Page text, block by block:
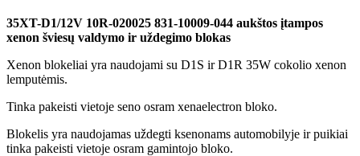
35XT-D1/12V 10R-020025 831-10009-044 aukštos įtampos
xenon šviesų valdymo ir uždegimo blokas
Xenon blokeliai yra naudojami su D1S ir D1R 35W cokolio xenon
lemputėmis.
Tinka pakeisti vietoje seno osram xenaelectron bloko.
Blokelis yra naudojamas uždegti ksenonams automobilyje ir puikiai
tinka pakeisti vietoje osram gamintojo bloko.